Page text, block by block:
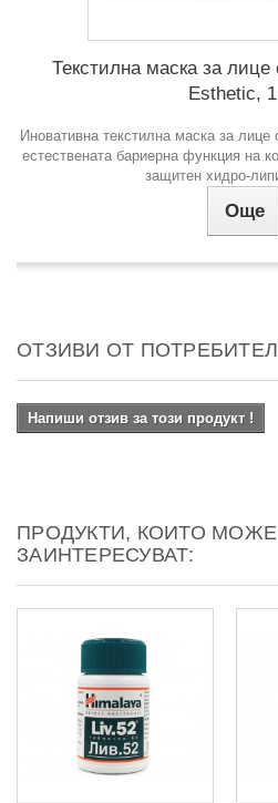
Текстилна маска за
Esthetic,
Иновативна текстилна маска за
естествената бариерна функция на
защитен хидро-
Още
ОТЗИВИ ОТ
Напиши отзив за този продукт !
ПРОДУКТИ, КОИТО
ЗАИНТЕРЕСУВАТ: